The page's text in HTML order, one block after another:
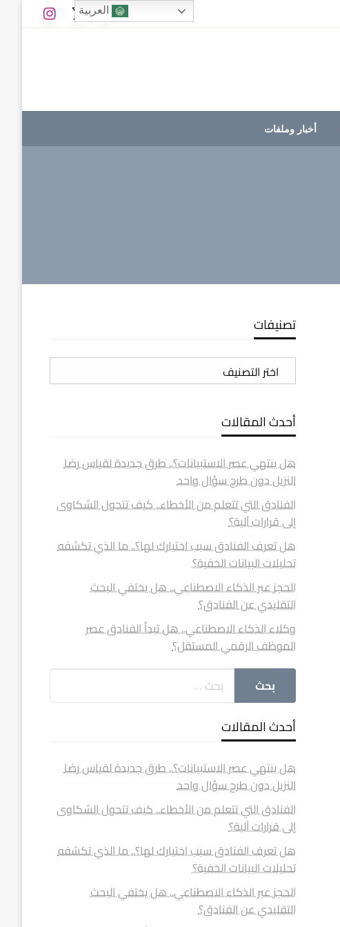
أخبار وملفات
تصنيفات
تصنيفات
أحدث المقالات
هل ينتهي عصر الاستبيانات؟.. طرق جديدة لقياس رضا
النزيل دون طرح سؤال واحد
الفنادق التي تتعلم من الأخطاء.. كيف تتحول الشكاوى
إلى قرارات آلية؟
هل تعرف الفنادق سبب اختيارك لها؟.. ما الذي تكشفه
تحليلات البيانات الخفية؟
الحجز عبر الذكاء الاصطناعي.. هل يختفي البحث
التقليدي عن الفنادق؟
وكلاء الذكاء الاصطناعي.. هل تبدأ الفنادق عصر
الموظف الرقمي المستقل؟
أحدث المقالات
هل ينتهي عصر الاستبيانات؟.. طرق جديدة لقياس رضا
النزيل دون طرح سؤال واحد
الفنادق التي تتعلم من الأخطاء.. كيف تتحول الشكاوى
إلى قرارات آلية؟
هل تعرف الفنادق سبب اختيارك لها؟.. ما الذي تكشفه
تحليلات البيانات الخفية؟
الحجز عبر الذكاء الاصطناعي.. هل يختفي البحث
التقليدي عن الفنادق؟
العربية